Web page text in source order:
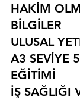
HAKİM
BİLGİLER
ULUSAL
A3 SEVİYE
EĞİTİMİ
İŞ SAĞLIĞI